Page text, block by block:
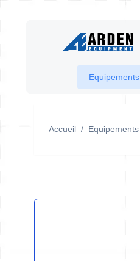
Equipements
Accueil / Equipements